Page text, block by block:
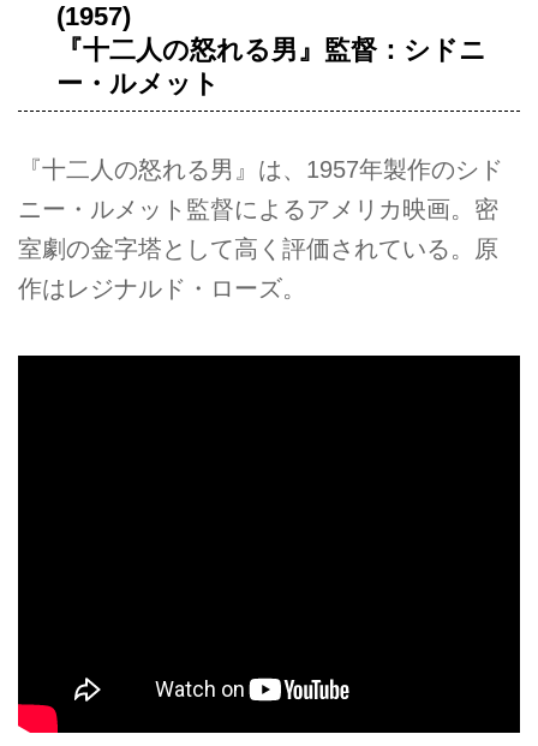
(1957)
『十二人の怒れる男』監督：シドニ
ー・ルメット
『十二人の怒れる男』は、1957年製作のシド
ニー・ルメット監督によるアメリカ映画。密
室劇の金字塔として高く評価されている。原
作はレジナルド・ローズ。